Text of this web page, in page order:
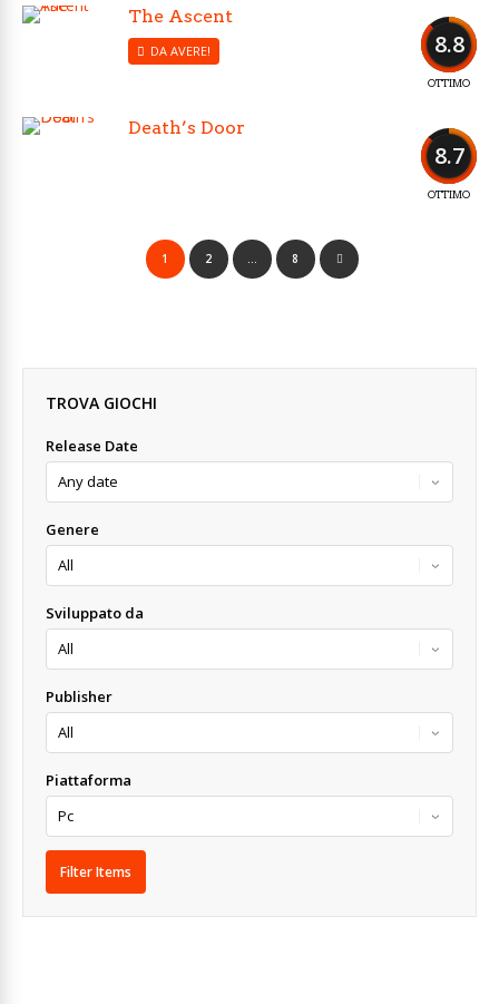
8.8
OTTIMO
The Ascent
DA AVERE!
8.7
OTTIMO
Death’s Door
1 2 … 8
TROVA GIOCHI
Release Date
Genere
Sviluppato da
Publisher
Piattaforma